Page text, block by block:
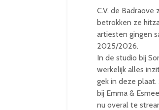
C.V. de
betrokken ze
artiesten gingen
2025/2026.
In de studio bij
werkelijk alles
gek in deze
bij Emma &
nu overal te